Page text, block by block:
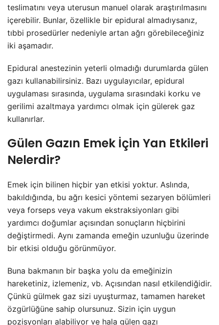
teslimatını veya uterusun manuel olarak araştırılmasını
içerebilir. Bunlar, özellikle bir epidural almadıysanız,
tıbbi prosedürler nedeniyle artan ağrı görebileceğiniz
iki aşamadır.
Epidural anestezinin yeterli olmadığı durumlarda gülen
gazı kullanabilirsiniz. Bazı uygulayıcılar, epidural
uygulaması sırasında, uygulama sırasındaki korku ve
gerilimi azaltmaya yardımcı olmak için gülerek gaz
kullanırlar.
Gülen Gazın Emek İçin Yan Etkileri
Nelerdir?
Emek için bilinen hiçbir yan etkisi yoktur. Aslında,
bakıldığında, bu ağrı kesici yöntemi sezaryen bölümleri
veya forseps veya vakum ekstraksiyonları gibi
yardımcı doğumlar açısından sonuçların hiçbirini
değiştirmedi. Aynı zamanda emeğin uzunluğu üzerinde
bir etkisi olduğu görünmüyor.
Buna bakmanın bir başka yolu da emeğinizin
hareketiniz, izlemeniz, vb. Açısından nasıl etkilendiğidir.
Çünkü gülmek gaz sizi uyuşturmaz, tamamen hareket
özgürlüğüne sahip olursunuz. Sizin için uygun
pozisyonları alabiliyor ve hala gülen gazı